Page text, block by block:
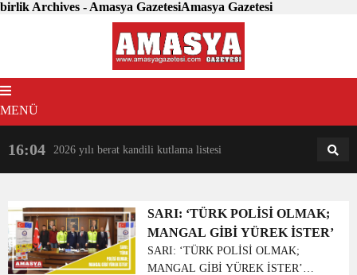
birlik Archives - Amasya GazetesiAmasya Gazetesi
MENÜ
16:04 2026 yılı berat kandili kutlama listesi 18:31
SARI: ‘TÜRK POLİSİ OLMAK;
MANGAL GİBİ YÜREK İSTER’
SARI: ‘TÜRK POLİSİ OLMAK;
MANGAL GİBİ YÜREK İSTER’